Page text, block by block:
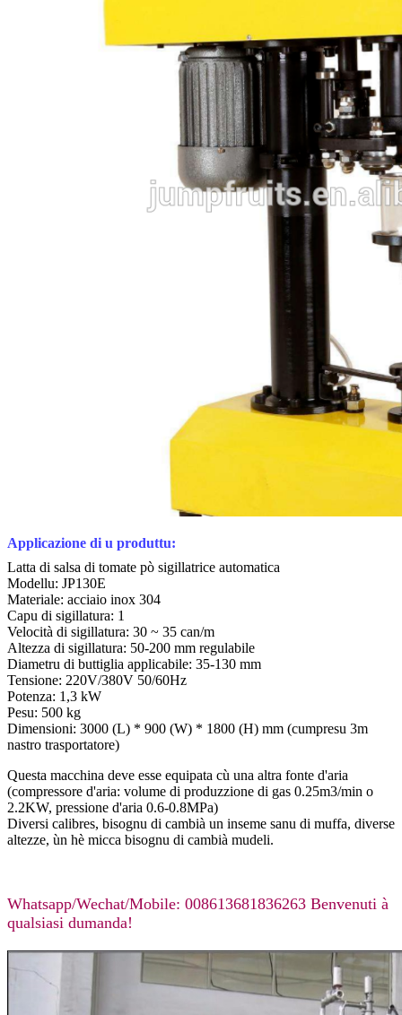
Applicazione di u produttu:
Latta di salsa di tomate pò sigillatrice automatica
Modellu: JP130E
Materiale: acciaio inox 304
Capu di sigillatura: 1
Velocità di sigillatura: 30 ~ 35 can/m
Altezza di sigillatura: 50-200 mm regulabile
Diametru di buttiglia applicabile: 35-130 mm
Tensione: 220V/380V 50/60Hz
Potenza: 1,3 kW
Pesu: 500 kg
Dimensioni: 3000 (L) * 900 (W) * 1800 (H) mm (cumpresu 3m
nastro trasportatore)
Questa macchina deve esse equipata cù una altra fonte d'aria
(compressore d'aria: volume di produzzione di gas 0.25m3/min o
2.2KW, pressione d'aria 0.6-0.8MPa)
Diversi calibres, bisognu di cambià un inseme sanu di muffa, diverse
altezze, ùn hè micca bisognu di cambià mudeli.
Whatsapp/Wechat/Mobile: 008613681836263 Benvenuti à
qualsiasi dumanda!